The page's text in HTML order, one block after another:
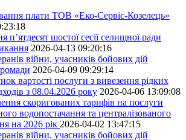
плати ТОВ «Еко-Сервіс-Козелець»
п’ятдесят шостої сесії селищної ради
2026-04-13 09:20:16
війни, учасників бойових дій
2026-04-09 09:29:14
вартості послуги з вивезення рідких
з 08.04.2026 року 2026-04-06 13:09:08
скоригованих тарифів на послуги
водопостачання та централізованого
на 2026 рік 2026-04-02 13:47:15
війни, учасників бойових дій